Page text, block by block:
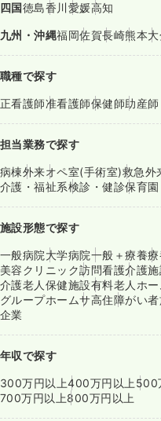
四国徳島香川愛媛高知
九州・沖縄福岡佐賀長崎熊本
職種で探す
正看護師准看護師保健師助産師
担当業務で探す
病棟外来オペ室(手術室)救急外
介護・福祉系検診・健診保育
施設形態で探す
一般病院大学病院一般＋療養
美容クリニック訪問看護介護
介護老人保健施設有料老人ホ
グループホームサ高住障がい者
企業
年収で探す
300万円以上400万円以上 500
700万円以上800万円以上